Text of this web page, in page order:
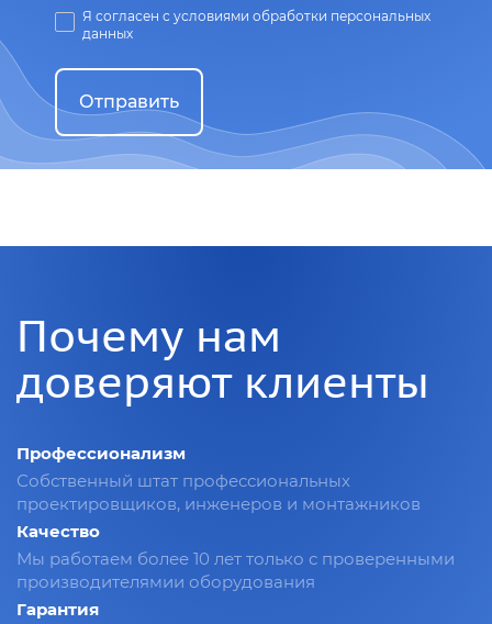
Я согласен с условиями обработки персональных
данных
Отправить
Почему нам
доверяют клиенты
Профессионализм
Собственный штат профессиональных
проектировщиков, инженеров и монтажников
Качество
Мы работаем более 10 лет только с проверенными
производителямии оборудования
Гарантия